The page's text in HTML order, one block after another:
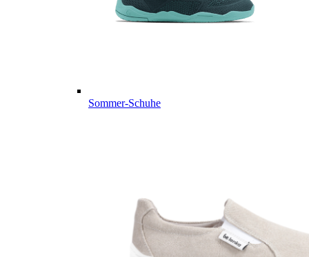
Sommer-Schuhe